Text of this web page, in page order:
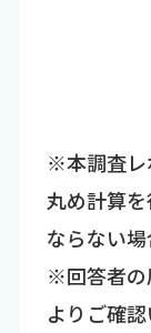
※本調査レ
丸め計算
ならない場
※回答者の
よりご確認